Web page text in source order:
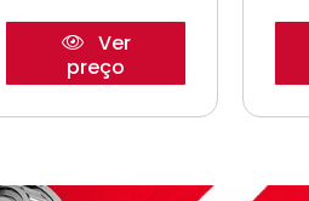
Ver
preço